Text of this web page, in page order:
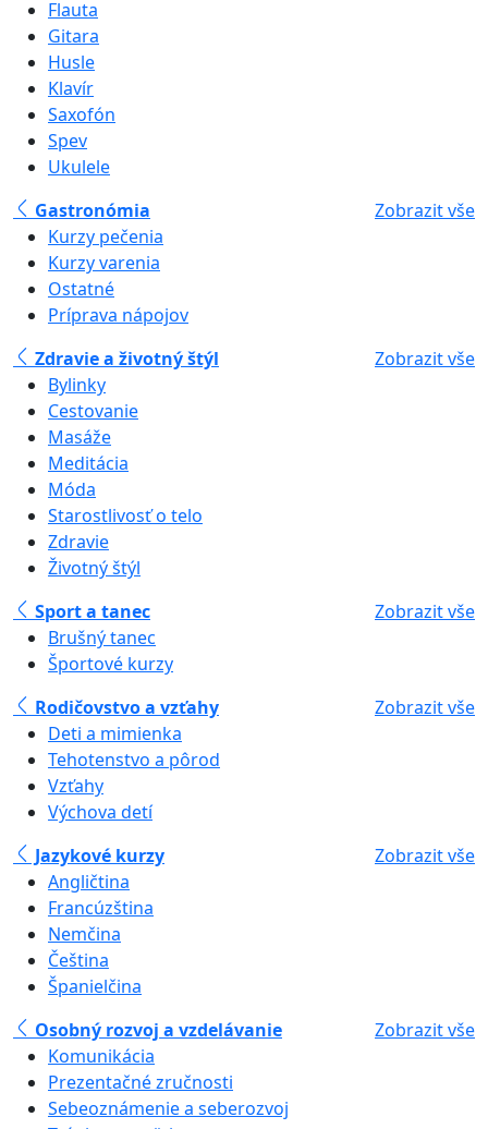
Flauta
Gitara
Husle
Klavír
Saxofón
Spev
Ukulele
Gastronómia
Zobrazit vše
Kurzy pečenia
Kurzy varenia
Ostatné
Príprava nápojov
Zdravie a životný štýl
Zobrazit vše
Bylinky
Cestovanie
Masáže
Meditácia
Móda
Starostlivosť o telo
Zdravie
Životný štýl
Sport a tanec
Zobrazit vše
Brušný tanec
Športové kurzy
Rodičovstvo a vzťahy
Zobrazit vše
Deti a mimienka
Tehotenstvo a pôrod
Vzťahy
Výchova detí
Jazykové kurzy
Zobrazit vše
Angličtina
Francúzština
Nemčina
Čeština
Španielčina
Osobný rozvoj a vzdelávanie
Zobrazit vše
Komunikácia
Prezentačné zručnosti
Sebeoznámenie a seberozvoj